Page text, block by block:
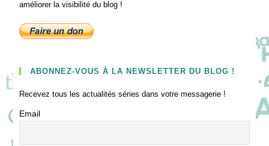
améliorer la visibilité du blog !
ABONNEZ-VOUS À LA NEWSLETTER DU BLOG !
Recevez tous les actualités séries dans votre messagerie !
Email